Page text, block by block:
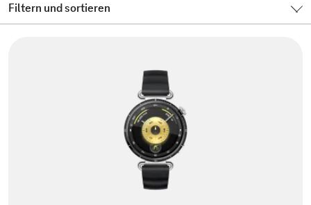
Filtern und sortieren